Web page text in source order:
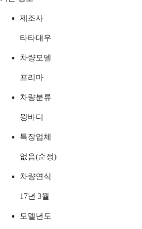
제조사
타타대우
차량모델
프리마
차량분류
윙바디
특장업체
없음(순정)
차량연식
17년 3월
모델년도